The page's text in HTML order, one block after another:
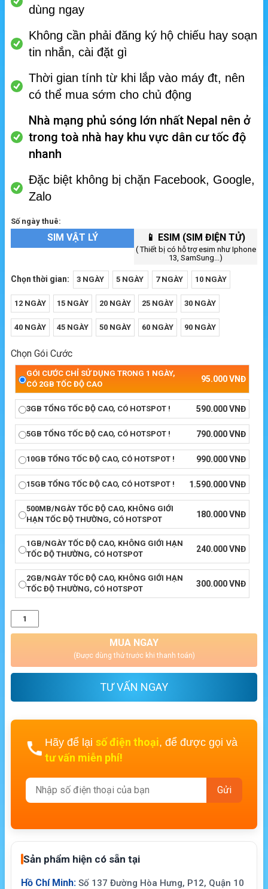
dùng ngay
Không cần phải đăng ký hộ chiếu hay soạn
tin nhắn, cài đặt gì
Thời gian tính từ khi lắp vào máy đt, nên
có thể mua sớm cho chủ động
Nhà mạng phủ sóng lớn nhất Nepal nên ở
trong toà nhà hay khu vực dân cư tốc độ
nhanh
Đặc biệt không bị chặn Facebook, Google,
Zalo
Số ngày thuê:
SIM VẬT LÝ 📱 ESIM (SIM ĐIỆN TỬ)
( Thiết bị có hỗ trợ esim như Iphone
13, SamSung...)
Chọn thời gian: 3 NGÀY 5 NGÀY 7 NGÀY 10 NGÀY
12 NGÀY 15 NGÀY 20 NGÀY 25 NGÀY 30 NGÀY
40 NGÀY 45 NGÀY 50 NGÀY 60 NGÀY 90 NGÀY
Chọn Gói Cước
GÓI CƯỚC CHỈ SỬ DỤNG TRONG 1 NGÀY,
CÓ 2GB TỐC ĐỘ CAO
95.000VNĐ
3GB TỔNG TỐC ĐỘ CAO, CÓ HOTSPOT ! 590.000VNĐ
5GB TỔNG TỐC ĐỘ CAO, CÓ HOTSPOT ! 790.000VNĐ
10GB TỔNG TỐC ĐỘ CAO, CÓ HOTSPOT ! 990.000VNĐ
15GB TỔNG TỐC ĐỘ CAO, CÓ HOTSPOT ! 1.590.000VNĐ
500MB/NGÀY TỐC ĐỘ CAO, KHÔNG GIỚI
HẠN TỐC ĐỘ THƯỜNG, CÓ HOTSPOT
180.000VNĐ
1GB/NGÀY TỐC ĐỘ CAO, KHÔNG GIỚI HẠN
TỐC ĐỘ THƯỜNG, CÓ HOTSPOT
240.000VNĐ
2GB/NGÀY TỐC ĐỘ CAO, KHÔNG GIỚI HẠN
TỐC ĐỘ THƯỜNG, CÓ HOTSPOT
300.000VNĐ
MUA NGAY
(Được dùng thử trước khi thanh toán)
TƯ VẤN NGAY
Hãy để lại số điện thoại, để được gọi và
tư vấn miễn phí!
Sản phẩm hiện có sẵn tại
Hồ Chí Minh: Số 137 Đường Hòa Hưng, P12, Quận 10